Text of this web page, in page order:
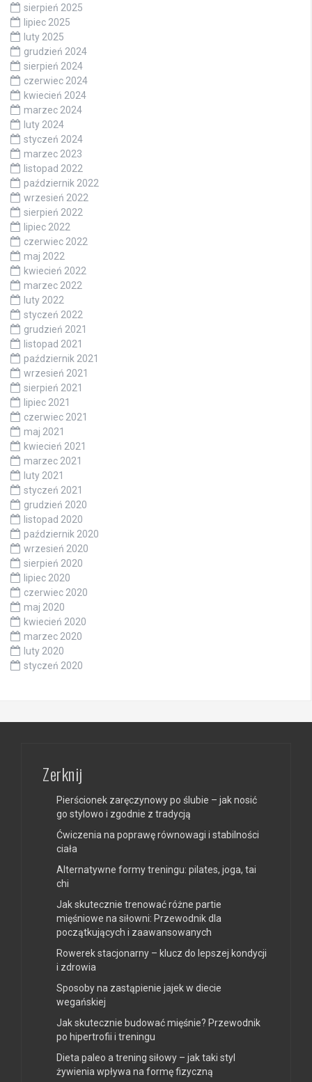
sierpień 2025
lipiec 2025
luty 2025
grudzień 2024
sierpień 2024
czerwiec 2024
kwiecień 2024
marzec 2024
luty 2024
styczeń 2024
marzec 2023
listopad 2022
październik 2022
wrzesień 2022
sierpień 2022
lipiec 2022
czerwiec 2022
maj 2022
kwiecień 2022
marzec 2022
luty 2022
styczeń 2022
grudzień 2021
listopad 2021
październik 2021
wrzesień 2021
sierpień 2021
lipiec 2021
czerwiec 2021
maj 2021
kwiecień 2021
marzec 2021
luty 2021
styczeń 2021
grudzień 2020
listopad 2020
październik 2020
wrzesień 2020
sierpień 2020
lipiec 2020
czerwiec 2020
maj 2020
kwiecień 2020
marzec 2020
luty 2020
styczeń 2020
Zerknij
Pierścionek zaręczynowy po ślubie – jak nosić
go stylowo i zgodnie z tradycją
Ćwiczenia na poprawę równowagi i stabilności
ciała
Alternatywne formy treningu: pilates, joga, tai
chi
Jak skutecznie trenować różne partie
mięśniowe na siłowni: Przewodnik dla
początkujących i zaawansowanych
Rowerek stacjonarny – klucz do lepszej kondycji
i zdrowia
Sposoby na zastąpienie jajek w diecie
wegańskiej
Jak skutecznie budować mięśnie? Przewodnik
po hipertrofii i treningu
Dieta paleo a trening siłowy – jak taki styl
żywienia wpływa na formę fizyczną